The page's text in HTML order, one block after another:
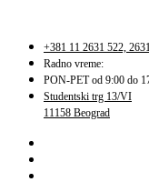
+381 11 2631 522,
Radno vreme:
PON-PET od 9:00 do
Studentski trg 13/VI
11158 Beograd